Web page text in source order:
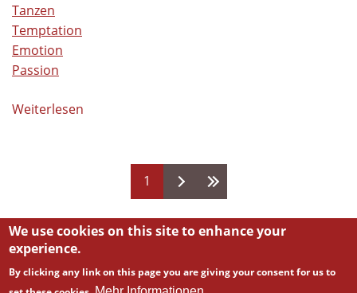
Tanzen
Temptation
Emotion
Passion
Weiterlesen
Tanzworkshop
Temptation
1
We use cookies on this site to enhance your
experience.
By clicking any link on this page you are giving your consent for us to